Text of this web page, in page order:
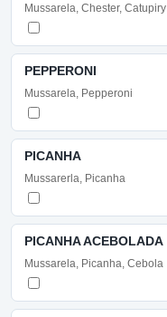
Mussarela, Chester, Catupiry
PEPPERONI
Mussarela, Pepperoni
PICANHA
Mussarerla, Picanha
PICANHA ACEBOLADA
Mussarela, Picanha, Cebola